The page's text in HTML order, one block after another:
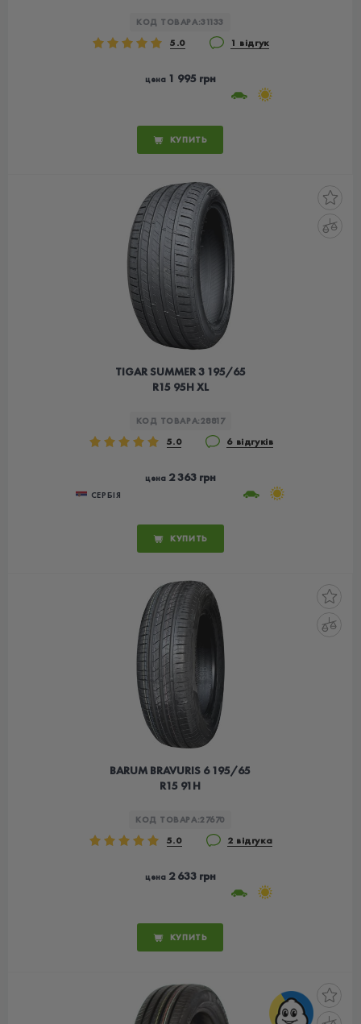
КОД ТОВАРА:31133
5.0 1 відгук
цена1 995 грн
КУПИТЬ
TIGAR SUMMER 3 195/65
R15 95H XL
КОД ТОВАРА:28817
5.0 6 відгуків
цена 2 363 грн
СЕРБІЯ
КУПИТЬ
BARUM BRAVURIS 6 195/65
R15 91H
КОД ТОВАРА:27670
5.0 2 відгука
цена2 633 грн
КУПИТЬ